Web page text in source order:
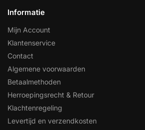
Informatie
Mijn Account
Klantenservice
Contact
Algemene voorwaarden
Betaalmethoden
Herroepingsrecht & Retour
Klachtenregeling
Levertijd en verzendkosten